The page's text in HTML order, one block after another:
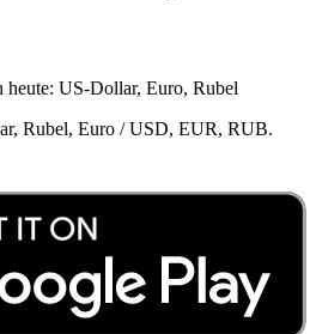
heute: US‑Dollar, Euro, Rubel
Rubel, Euro / USD, EUR, RUB.